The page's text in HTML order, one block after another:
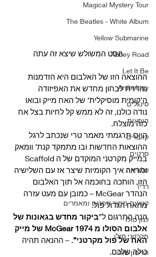
Magical Mystery Tour
The Beatles - White Album
Yellow Submarine
Abbey Road
Let It Be
Anthology
סינגלים
הופעות
קאברים
סרטים
טלוויזיה
רדיו
קטעים מתוך ספרים ומאמרים
לנון סולו
מקרטני סולו
הריסון סולו
הסט המשולש שיצא זה עתה
ההוצאה הזו של האלבום היא הזדמנות
נהדרת לבחון מחדש את האפיזודה
ה’קומית מוסיקלית’ של האח מייק ובואו
נודה כולנו, זה לא ממש קל לחיות בצל אח
כזה מוצלח.
היום תרגמתי מאמר טרי שנכתב לרגל
ההוצאות החדשות ובו מתמקד קנת’ וומאק
ומראה איך הקומיות שיצר אז עם השלישיה
הזו, הותכה בחוכמה אל תוך האלבום
הנהדר McGear – כמובן עם מעט עזרה
מהאח הגדול פול.
הנה התרגום ל”ביקור מחדש בגאונות של
אלבום הסולו מ 1974 McGear של מייק
האח של פול מקרטני”. – ההנאה תהיה
כולה שלכם.